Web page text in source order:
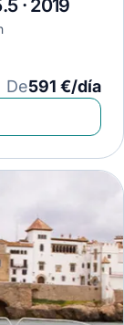
· 2019
De591 €/día